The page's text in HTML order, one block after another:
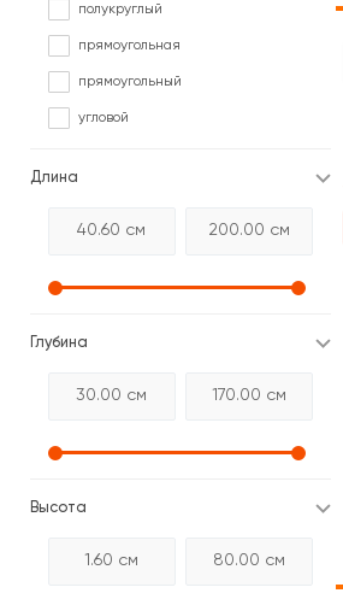
полукруглый
прямоугольная
прямоугольный
угловой
Длина
Глубина
Высота